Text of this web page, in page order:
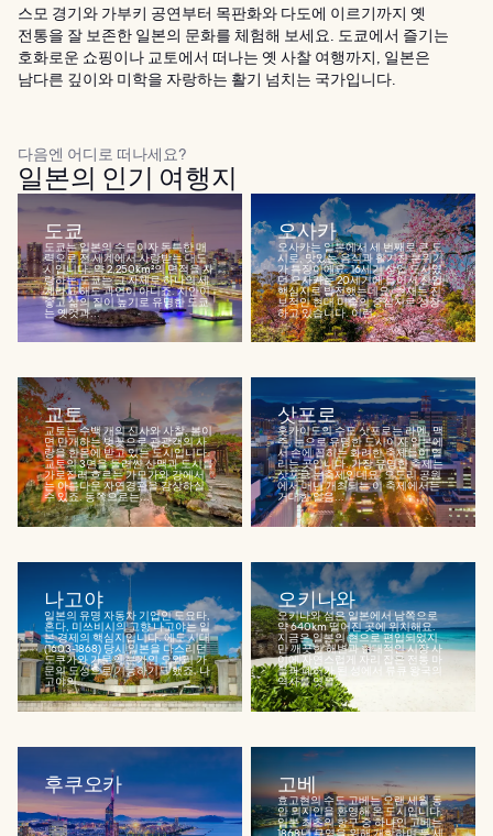
스모 경기와 가부키 공연부터 목판화와 다도에 이르기까지 옛
전통을 잘 보존한 일본의 문화를 체험해 보세요. 도쿄에서 즐기는
호화로운 쇼핑이나 교토에서 떠나는 옛 사찰 여행까지, 일본은
남다른 깊이와 미학을 자랑하는 활기 넘치는 국가입니다.
다음엔 어디로 떠나세요?
일본의 인기 여행지
도쿄
도쿄는 일본의 수도이자 독특한 매
력으로 전 세계에서 사랑받는 대도
시입니다. 약 2,250km²의 면적을 자
랑하는 도쿄는 그 자체로 하나의 세
계라고 해도 과언이 아니죠. 치안이
좋고 삶의 질이 높기로 유명한 도쿄
는 옛것과...
오사카
오사카는 일본에서 세 번째로 큰 도
시로, 맛있는 음식과 활기찬 분위기
가 특징이에요. 16세기 상업 도시였
던 오사카는 20세기에 들어서 산업
핵심지로 발전했는데요. 현재는 진
보적인 현대 미술의 중심지로 성장
하고 있습니다. 이런...
교토
교토는 수백 개의 신사와 사찰, 봄이
면 만개하는 벚꽃으로 관광객의 사
랑을 한몸에 받고 있는 도시입니다.
교토의 3면을 둘러싼 산맥과 도시를
가로질러 흐르는 가모가와 강에서
는 아름다운 자연경관을 감상하실
수 있죠. 동쪽으로는...
삿포로
홋카이도의 수도 삿포로는 라멘, 맥
주, 눈으로 유명한 도시이자 일본에
서 손에 꼽히는 화려한 축제들이 열
리는 곳입니다. 가장 유명한 축제는
삿포로 눈축제인데요. 오도리 공원
에서 매년 개최되는 이 축제에서는
거대한 얼음...
나고야
일본의 유명 자동차 기업인 도요타,
혼다, 미쓰비시의 고향 나고야는 일
본 경제의 핵심지입니다. 에도 시대
(1603-1868) 당시 일본을 다스리던
도쿠가와 가문의 분가인 오와리 가
문의 도성으로 기능하기도 했죠. 나
고야의...
오키나와
오키나와 섬은 일본에서 남쪽으로
약 640km 떨어진 곳에 위치해요.
지금은 일본의 현으로 편입되었지
만 깨끗한 해변과 현대적인 시장 사
이에 자연스럽게 자리 잡은 전통 마
을과 폐허가 된 성에서 류큐 왕국의
역사를 엿볼...
후쿠오카 고베
효고현의 수도 고베는 오랜 세월 동
안 외지인을 환영해 온 도시입니다.
일본 최초의 항구 중 하나인 고베는